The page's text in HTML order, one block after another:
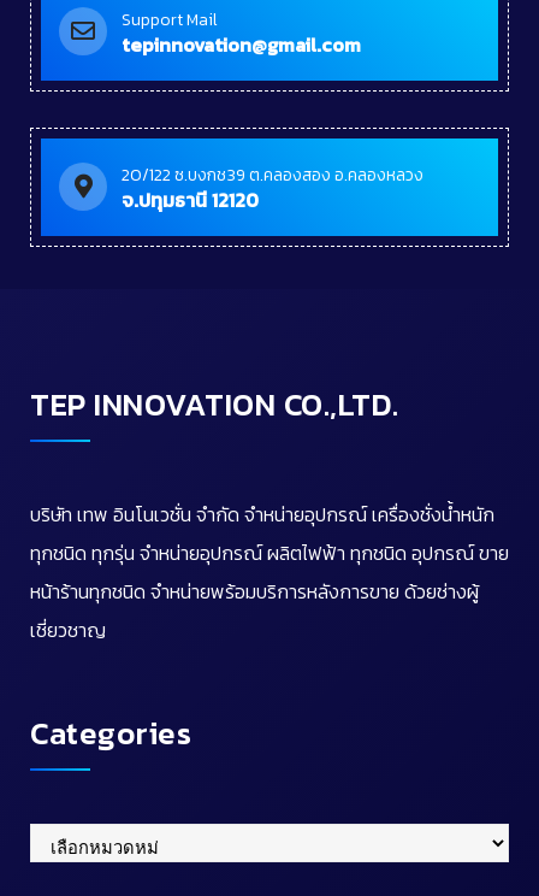
Support Mail
tepinnovation@gmail.com
20/122 ซ.บงกช39 ต.คลองสอง อ.คลองหลวง
จ.ปทุมธานี 12120
TEP INNOVATION CO.,LTD.
บริษัท เทพ อินโนเวชั่น จำกัด จำหน่ายอุปกรณ์ เครื่องชั่งน้ำหนัก
ทุกชนิด ทุกรุ่น จำหน่ายอุปกรณ์ ผลิตไฟฟ้า ทุกชนิด อุปกรณ์ ขาย
หน้าร้านทุกชนิด จำหน่ายพร้อมบริการหลังการขาย ด้วยช่างผู้
เชี่ยวชาญ
Categories
Categories